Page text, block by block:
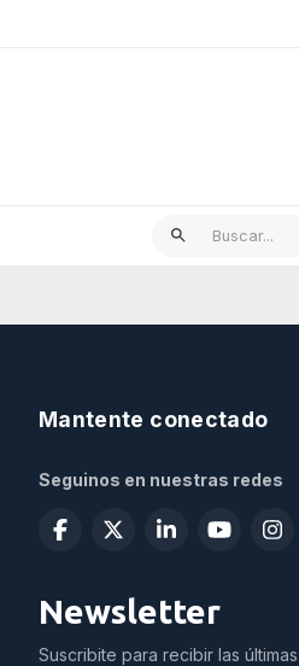
Mantente conectado
Seguinos en nuestras redes
Newsletter
Suscribite para recibir las